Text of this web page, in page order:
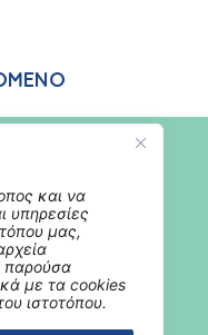
και να
υπηρεσίες
μας,
παρούσα
με τα cookies
ιστοτόπου.